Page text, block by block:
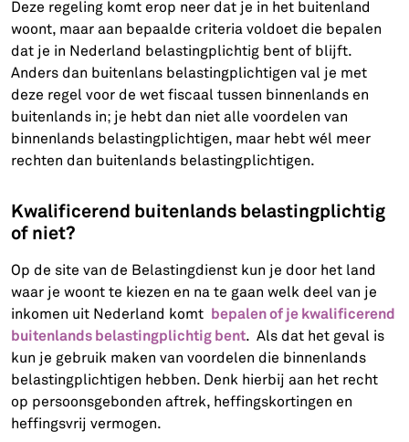
Deze regeling komt erop neer dat je in het buitenland
woont, maar aan bepaalde criteria voldoet die bepalen
dat je in Nederland belastingplichtig bent of blijft.
Anders dan buitenlans belastingplichtigen val je met
deze regel voor de wet fiscaal tussen binnenlands en
buitenlands in; je hebt dan niet alle voordelen van
binnenlands belastingplichtigen, maar hebt wél meer
rechten dan buitenlands belastingplichtigen.
Kwalificerend buitenlands belastingplichtig
of niet?
Op de site van de Belastingdienst kun je door het land
waar je woont te kiezen en na te gaan welk deel van je
inkomen uit Nederland komt bepalen of je kwalificerend
buitenlands belastingplichtig bent. Als dat het geval is
kun je gebruik maken van voordelen die binnenlands
belastingplichtigen hebben. Denk hierbij aan het recht
op persoonsgebonden aftrek, heffingskortingen en
heffingsvrij vermogen.